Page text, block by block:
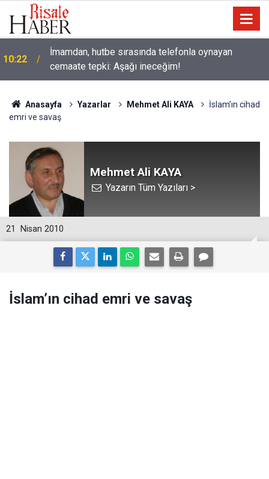
10:22
İmamdan, hutbe sırasında telefonla oynayan
cemaate tepki: Aşağı ineceğim!
Anasayfa Yazarlar Mehmet Ali KAYA
İslam’ın cihad
emri ve savaş
Mehmet Ali KAYA
Yazarın Tüm Yazıları >
21 Nisan 2010
İslam’ın cihad emri ve savaş